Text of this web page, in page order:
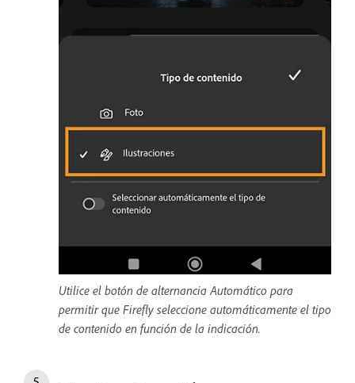
Utilice el botón de alternancia Automático para
permitir que Firefly seleccione automáticamente el tipo
de contenido en función de la indicación.